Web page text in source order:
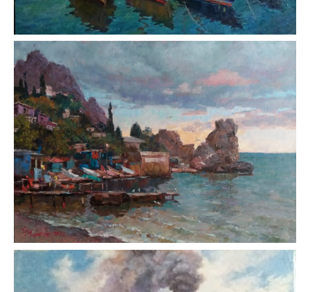
«Балаклавская гавань»
«Дача Чехова. Гурзуф»